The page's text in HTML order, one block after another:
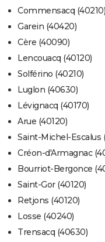
Commensacq (40210)
Garein (40420)
Cère (40090)
Lencouacq (40120)
Solférino (40210)
Luglon (40630)
Lévignacq (40170)
Arue (40120)
Saint-Michel-Escalus
Créon-d'Armagnac
Bourriot-Bergonce
Saint-Gor (40120)
Retjons (40120)
Losse (40240)
Trensacq (40630)